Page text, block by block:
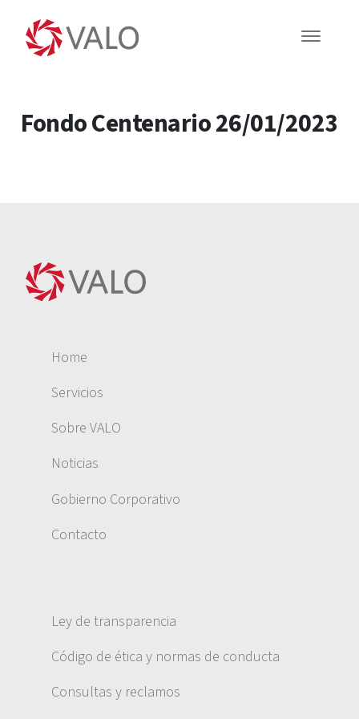
Fondo Centenario 26/01/2023
Home
Servicios
Sobre VALO
Noticias
Gobierno Corporativo
Contacto
Ley de transparencia
Código de ética y normas de conducta
Consultas y reclamos